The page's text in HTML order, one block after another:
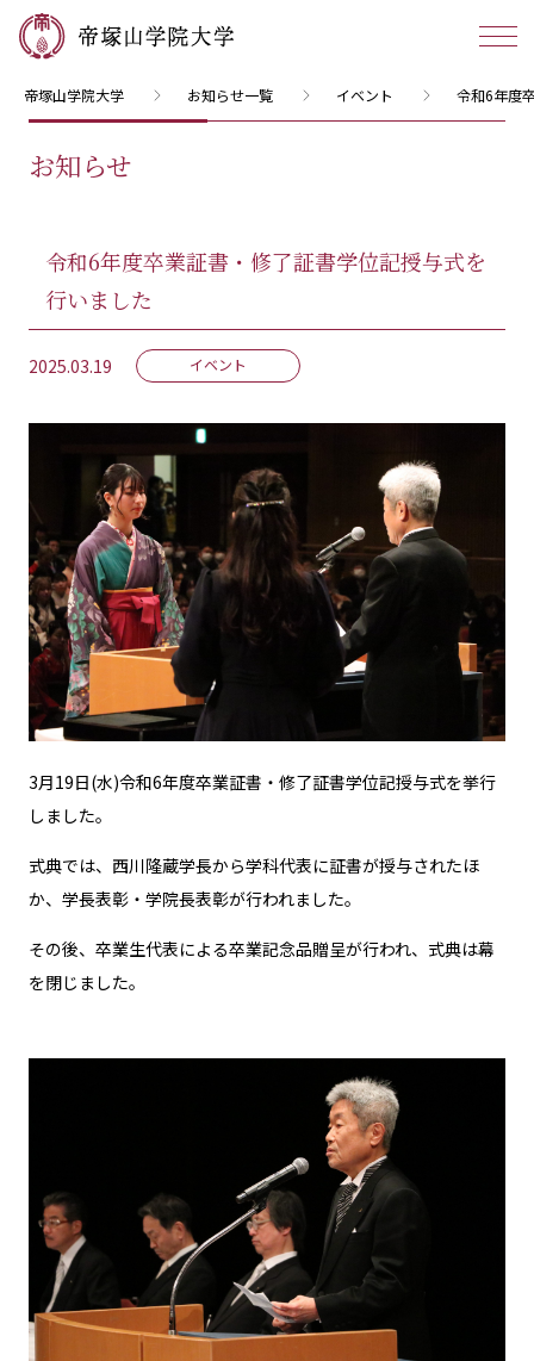
帝塚山学院大学 お知らせ一覧 イベント 令和6年度
お知らせ
令和6年度卒業証書・修了証書学位記授与式を
行いました
2025.03.19 イベント
3月19日(水)令和6年度卒業証書・修了証書学位記授与式を挙行
しました。
式典では、西川隆蔵学長から学科代表に証書が授与されたほ
か、学長表彰・学院長表彰が行われました。
その後、卒業生代表による卒業記念品贈呈が行われ、式典は幕
を閉じました。